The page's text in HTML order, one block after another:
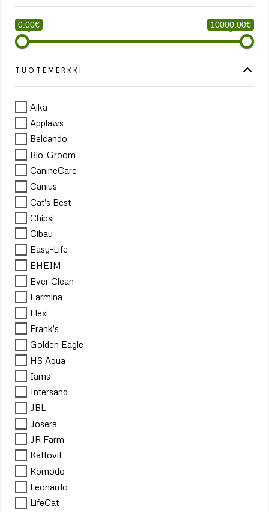
0.00€ 10000.00€
TUOTEMERKKI
Aika
Applaws
Belcando
Bio-Groom
CanineCare
Canius
Cat's Best
Chipsi
Cibau
Easy-Life
EHEIM
Ever Clean
Farmina
Flexi
Frank's
Golden Eagle
HS Aqua
Iams
Intersand
JBL
Josera
JR Farm
Kattovit
Komodo
Leonardo
LifeCat